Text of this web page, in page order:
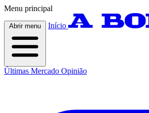
Menu principal
Abrir menu Início
Últimas Mercado Opinião